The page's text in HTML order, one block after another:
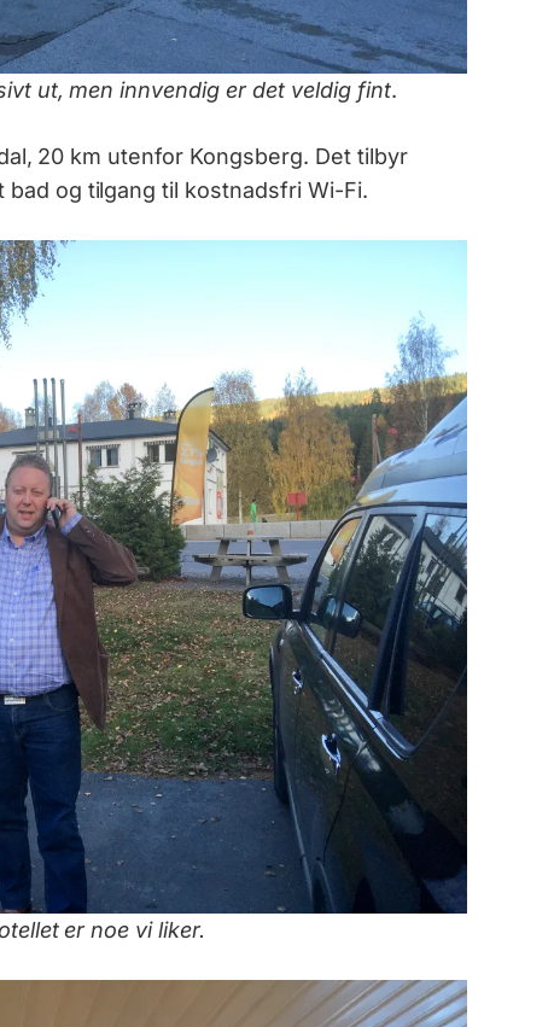
ut, men innvendig er det veldig fint.
20 km utenfor Kongsberg. Det tilbyr
og tilgang til kostnadsfri Wi-Fi.
er noe vi liker.